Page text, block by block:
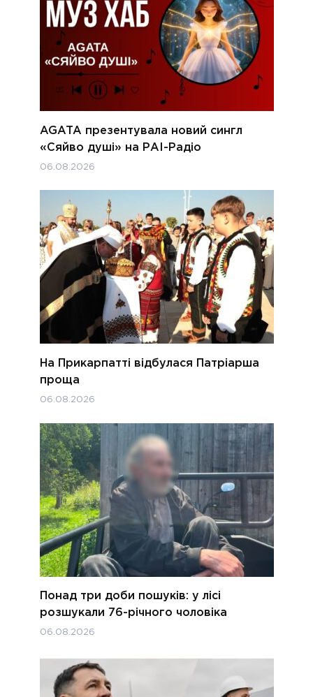
AGATA презентувала новий сингл
«Сяйво душі» на РАІ-Радіо
06.08.2026
На Прикарпатті відбулася Патріарша
проща
06.08.2026
Понад три доби пошуків: у лісі
розшукали 76-річного чоловіка
06.08.2026